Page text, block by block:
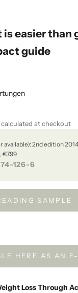
is easier than
guide
at checkout
2nd edition
€7.99
126-6
SAMPLE
HERE AS AN E-
Loss Through